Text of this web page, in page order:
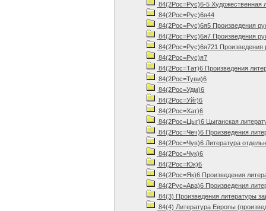
84(2Рос=Рус)6-5 Художественная
84(2Рос=Рус)6я44
84(2Рос=Рус)6я5 Произведения
84(2Рос=Рус)6я7 Произведения
84(2Рос=Рус)6я721 Произведения
84(2Рос=Рус)я7
84(2Рос=Тат)6 Произведения
84(2Рос=Туви)6
84(2Рос=Удм)6
84(2Рос=Уйг)6
84(2Рос=Хат)6
84(2Рос=Цыг)6 Цыганская
84(2Рос=Чеч)6 Произведения
84(2Рос=Чув)6 Литература
84(2Рос=Чук)6
84(2Рос=Юк)6
84(2Рос=Як)6 Произведения
84(2Рус=Ава)6 Произведения
84(3) Произведения литературы
84(4) Литература Европы